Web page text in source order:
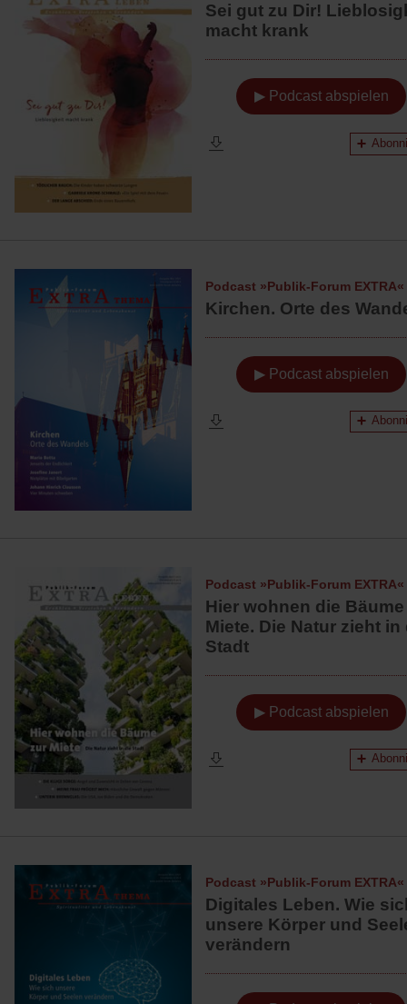
Sei gut zu Dir!
macht krank
▶ Podcast abspielen
Podcast »Publik-Forum EXTRA«
Kirchen. Orte des
▶ Podcast abspielen
Podcast »Publik-Forum EXTRA«
Hier wohnen die
Miete. Die Natur zieht in
Stadt
▶ Podcast abspielen
Podcast »Publik-Forum EXTRA«
Digitales Leben. Wie
unsere Körper und
verändern